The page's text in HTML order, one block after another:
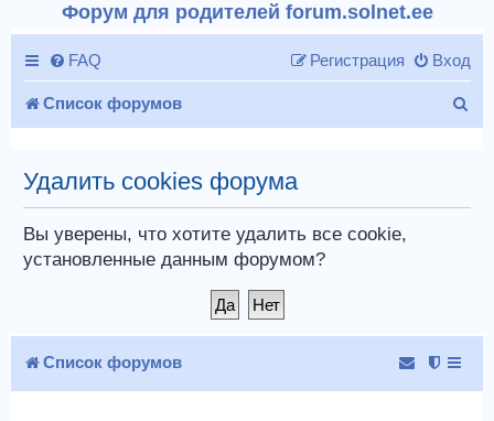
Форум для родителей forum.solnet.ee
FAQ Вход
Регистрация
Список форумов
с
Удалить cookies форума
Вы уверены, что хотите удалить все cookie,
установленные данным форумом?
Список форумов